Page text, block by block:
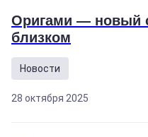
Оригами — новый
близком
Новости
28 октября 2025